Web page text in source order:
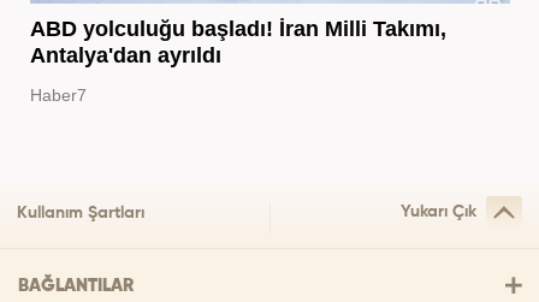
ABD yolculuğu başladı! İran Milli Takımı,
Antalya'dan ayrıldı
Haber7
Kullanım Şartları Yukarı Çık
BAĞLANTILAR